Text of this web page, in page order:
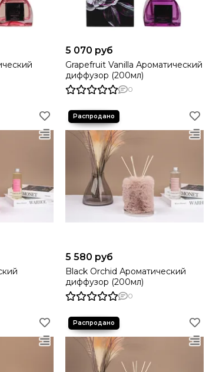
5 070 руб
Grapefruit Vanilla Ароматический
диффузор (200мл)
0
5 580 руб
Black Orchid Ароматический
диффузор (200мл)
0